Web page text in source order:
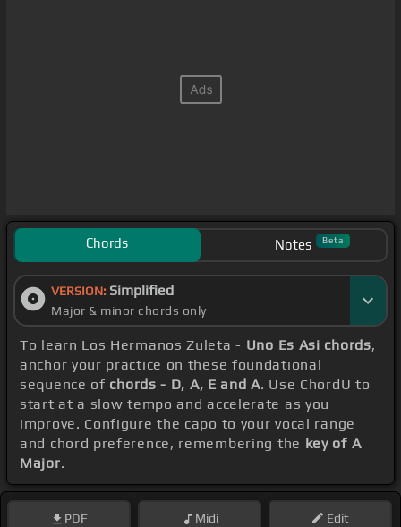
Chords Notes Beta
VERSION: Simplified
Major & minor chords only
To learn Los Hermanos Zuleta - Uno Es Asi chords,
anchor your practice on these foundational
sequence of chords - D, A, E and A. Use ChordU to
start at a slow tempo and accelerate as you
improve. Configure the capo to your vocal range
and chord preference, remembering the key of A
Major.
PDF Midi Edit